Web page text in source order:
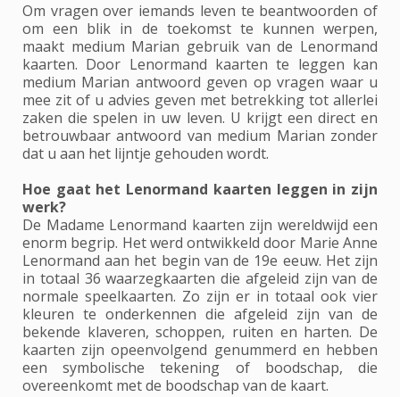
Om vragen over iemands leven te beantwoorden of
om een blik in de toekomst te kunnen werpen,
maakt medium Marian gebruik van de Lenormand
kaarten. Door Lenormand kaarten te leggen kan
medium Marian antwoord geven op vragen waar u
mee zit of u advies geven met betrekking tot allerlei
zaken die spelen in uw leven. U krijgt een direct en
betrouwbaar antwoord van medium Marian zonder
dat u aan het lijntje gehouden wordt.
Hoe gaat het Lenormand kaarten leggen in zijn
werk?
De Madame Lenormand kaarten zijn wereldwijd een
enorm begrip. Het werd ontwikkeld door Marie Anne
Lenormand aan het begin van de 19e eeuw. Het zijn
in totaal 36 waarzegkaarten die afgeleid zijn van de
normale speelkaarten. Zo zijn er in totaal ook vier
kleuren te onderkennen die afgeleid zijn van de
bekende klaveren, schoppen, ruiten en harten. De
kaarten zijn opeenvolgend genummerd en hebben
een symbolische tekening of boodschap, die
overeenkomt met de boodschap van de kaart.